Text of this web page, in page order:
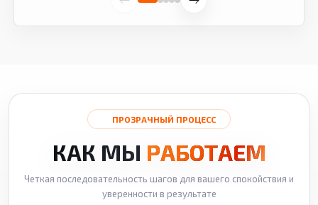
ПРОЗРАЧНЫЙ ПРОЦЕСС
КАК МЫ РАБОТАЕМ
Четкая последовательность шагов для вашего спокойствия и
уверенности в результате